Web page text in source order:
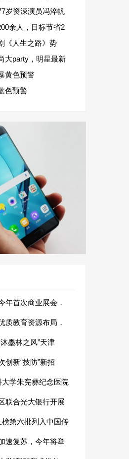
岁资深演员冯淬帆
余人，目标节省2
《人生之路》势
大party，明星最新
黄色预警
色预警
年首次商业展会，
质教育资源布局，
墨林之风”天津
创新“技防”新招
学朱宪彝纪念医院
联合光大银行开展
第六批列入中国传
速复苏，今年将举